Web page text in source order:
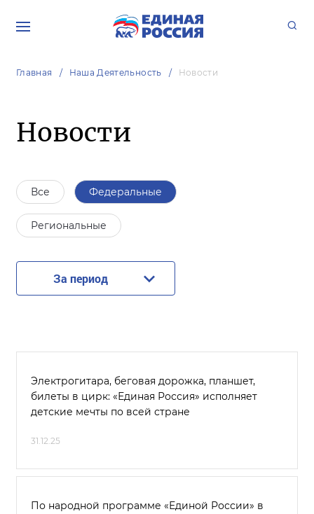
Главная Наша Деятельность Новости
Новости
Все Федеральные
Региональные
За период
Электрогитара, беговая дорожка, планшет,
билеты в цирк: «Единая Россия» исполняет
детские мечты по всей стране
31.12.25
По народной программе «Единой России» в